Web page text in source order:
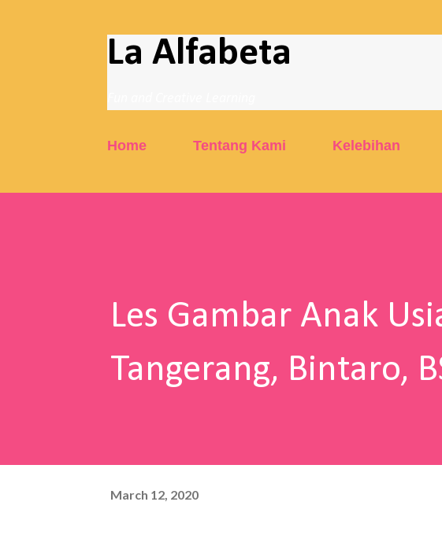
La Alfabeta
Home Tentang Kami Kelebihan
Les Gambar Anak
Tangerang, Bintaro,
March 12, 2020